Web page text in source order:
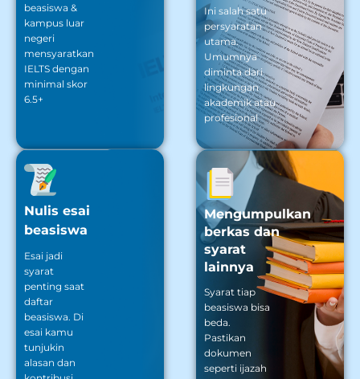
beasiswa &
kampus luar
negeri
mensyaratkan
IELTS dengan
minimal skor
6.5+
Ini salah satu
persyaratan
utama.
Umumnya
diminta dari
lingkungan
akademik atau
profesional
Nulis esai
beasiswa
Esai jadi
syarat
penting saat
daftar
beasiswa. Di
esai kamu
tunjukin
alasan dan
Mengumpulkan
berkas dan
syarat
lainnya
Syarat tiap
beasiswa bisa
beda.
Pastikan
dokumen
seperti ijazah